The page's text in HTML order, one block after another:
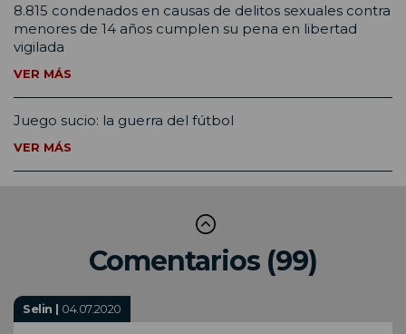
8.815 condenados en causas de delitos sexuales contra
menores de 14 años cumplen su pena en libertad
vigilada
VER MÁS
Juego sucio: la guerra del fútbol
VER MÁS
Comentarios (99)
Selin | 04.07.2020